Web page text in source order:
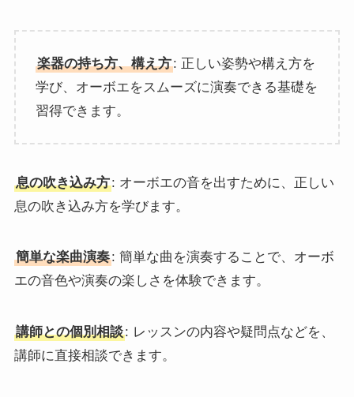
楽器の持ち方、構え方: 正しい姿勢や構え方を
学び、オーボエをスムーズに演奏できる基礎を
習得できます。
息の吹き込み方: オーボエの音を出すために、正しい
息の吹き込み方を学びます。
簡単な楽曲演奏: 簡単な曲を演奏することで、オーボ
エの音色や演奏の楽しさを体験できます。
講師との個別相談: レッスンの内容や疑問点などを、
講師に直接相談できます。